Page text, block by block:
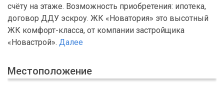
счёту на этаже. Возможность приобретения: ипотека,
договор ДДУ эскроу. ЖК «Новатория» это высотный
ЖК комфорт-класса, от компании застройщика
«Новастрой». Далее
Местоположение